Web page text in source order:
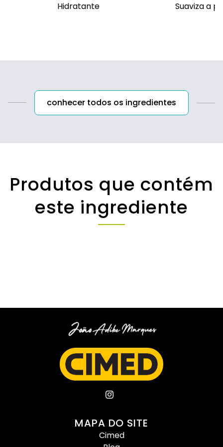
Hidratante Suaviza a
conhecer todos os ingredientes
Produtos que contém
este ingrediente
MAPA DO SITE
Cimed